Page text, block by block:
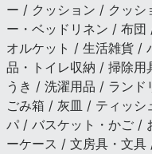
ー / クッション / クッ
ー・ベッドリネン / 布
オルケット / 生活雑貨 /
品・トイレ収納 / 掃除
うき / 洗濯用品 / ランド
ごみ箱 / 灰皿 / ティッシ
パ / バスケット・かご /
ーケース / 文房具・文